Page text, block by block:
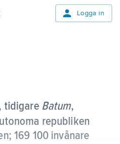
Logga in
tidigare Batum,
republiken
169 100 invånare